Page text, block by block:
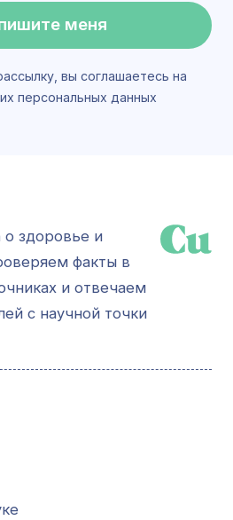
меня
вы соглашаетесь на
персональных данных
здоровье и
факты в
и отвечаем
с научной точки